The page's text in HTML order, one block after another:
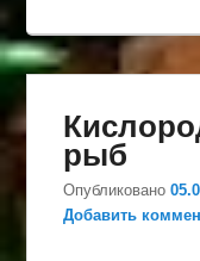
рыб
Опубликовано
Добавить